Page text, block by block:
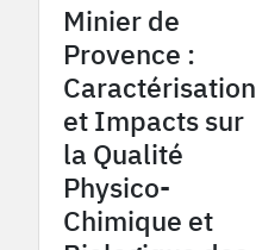
Minier de
Provence :
Caractérisation
et Impacts sur
la Qualité
Physico-
Chimique et